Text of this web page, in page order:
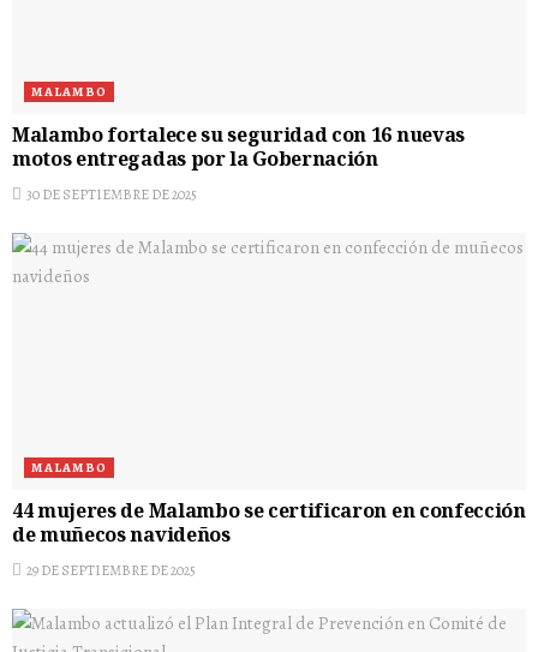
MALAMBO
Malambo fortalece su seguridad con 16 nuevas
motos entregadas por la Gobernación
30 DE SEPTIEMBRE DE 2025
MALAMBO
44 mujeres de Malambo se certificaron en confección
de muñecos navideños
29 DE SEPTIEMBRE DE 2025